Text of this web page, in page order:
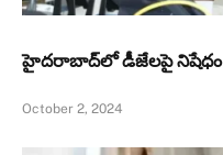
హైదరాబాద్‌లో డీజేలపై నిషేధం
October 2, 2024